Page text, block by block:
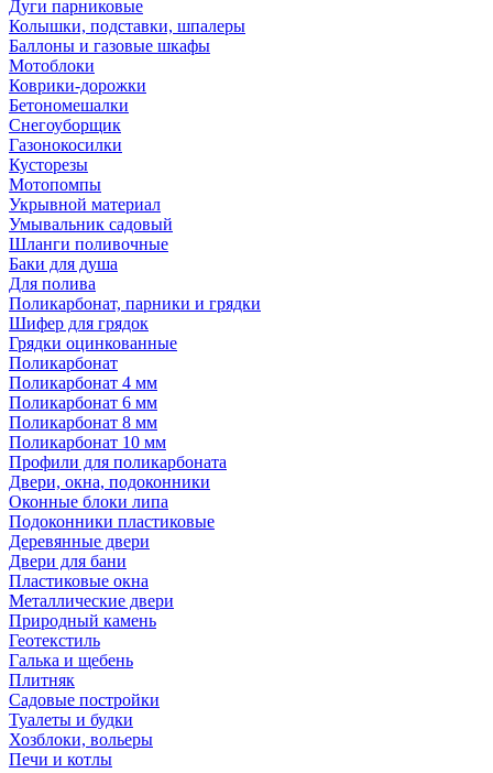
Дуги парниковые
Колышки, подставки, шпалеры
Баллоны и газовые шкафы
Мотоблоки
Коврики-дорожки
Бетономешалки
Снегоуборщик
Газонокосилки
Кусторезы
Мотопомпы
Укрывной материал
Умывальник садовый
Шланги поливочные
Баки для душа
Для полива
Поликарбонат, парники и грядки
Шифер для грядок
Грядки оцинкованные
Поликарбонат
Поликарбонат 4 мм
Поликарбонат 6 мм
Поликарбонат 8 мм
Поликарбонат 10 мм
Профили для поликарбоната
Двери, окна, подоконники
Оконные блоки липа
Подоконники пластиковые
Деревянные двери
Двери для бани
Пластиковые окна
Металлические двери
Природный камень
Геотекстиль
Галька и щебень
Плитняк
Садовые постройки
Туалеты и будки
Хозблоки, вольеры
Печи и котлы